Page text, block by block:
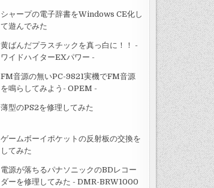
シャープの電子辞書をWindows CE化し
て遊んでみた
黄ばんだプラスチックを真っ白に！！ -
ワイドハイターEXパワー -
FM音源の無いPC-9821実機でFM音源
を鳴らしてみよう- OPEM -
薄型のPS2を修理してみた
ゲームボーイポケットの反射板の交換を
してみた
電源が落ちるパナソニックのBDレコー
ダーを修理してみた - DMR-BRW1000